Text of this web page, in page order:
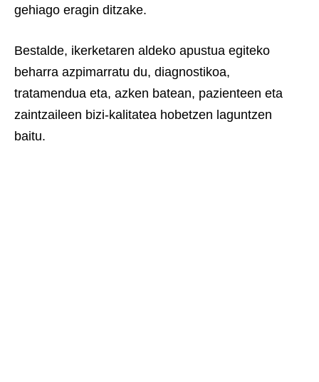
gehiago eragin ditzake.
Bestalde, ikerketaren aldeko apustua egiteko
beharra azpimarratu du, diagnostikoa,
tratamendua eta, azken batean, pazienteen eta
zaintzaileen bizi-kalitatea hobetzen laguntzen
baitu.